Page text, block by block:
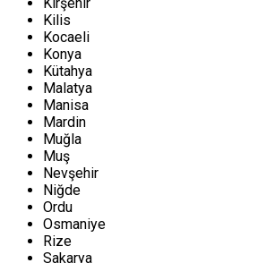
Kilis
Kocaeli
Konya
Kütahya
Malatya
Manisa
Mardin
Muğla
Muş
Nevşehir
Niğde
Ordu
Osmaniye
Rize
Sakarya